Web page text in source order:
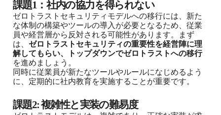
課題1：社内の協力を得られない
ゼロトラストセキュリティモデルへの移行には、新た
な体制の構築やツールの導入が必要となるため、従業
員や経営層から反対される可能性があります。まず
は、 ゼロトラストセキュリティの重要性を経営陣に理
解してもらい、トップダウンでゼロトラストへの移行
を進めましょう。
同時に従業員が新たなツールやルールになじめるよう
に、定期的に社内教育を実施することが重要です。
課題2: 複雑性と実装の難易度